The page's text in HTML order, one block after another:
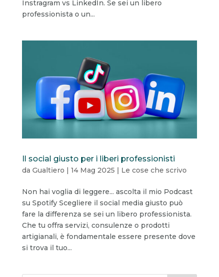
Instragram vs LinkedIn. Se sei un libero
professionista o un...
Il social giusto per i liberi professionisti
da Gualtiero | 14 Mag 2025 | Le cose che scrivo
Non hai voglia di leggere... ascolta il mio Podcast
su Spotify Scegliere il social media giusto può
fare la differenza se sei un libero professionista.
Che tu offra servizi, consulenze o prodotti
artigianali, è fondamentale essere presente dove
si trova il tuo...